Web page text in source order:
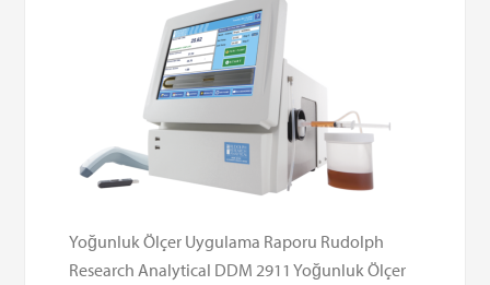
Yoğunluk Ölçer Uygulama Raporu Rudolph
Research Analytical DDM 2911 Yoğunluk Ölçer